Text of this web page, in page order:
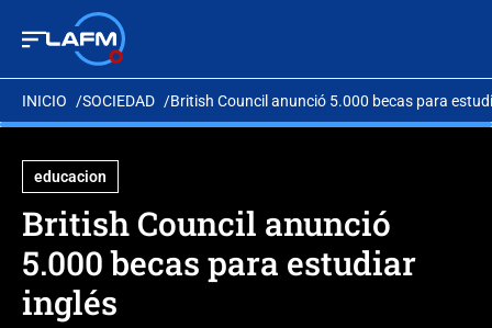
INICIO SOCIEDAD British Council anunció 5.000 becas para
educacion
British Council anunció
5.000 becas para estudiar
inglés